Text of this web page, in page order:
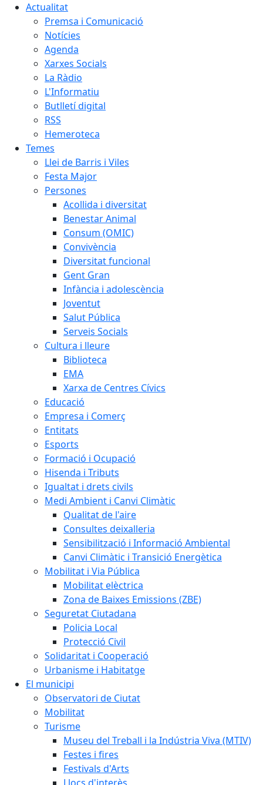
Actualitat
Premsa i Comunicació
Notícies
Agenda
Xarxes Socials
La Ràdio
L'Informatiu
Butlletí digital
RSS
Hemeroteca
Temes
Llei de Barris i Viles
Festa Major
Persones
Acollida i diversitat
Benestar Animal
Consum (OMIC)
Convivència
Diversitat funcional
Gent Gran
Infància i adolescència
Joventut
Salut Pública
Serveis Socials
Cultura i lleure
Biblioteca
EMA
Xarxa de Centres Cívics
Educació
Empresa i Comerç
Entitats
Esports
Formació i Ocupació
Hisenda i Tributs
Igualtat i drets civils
Medi Ambient i Canvi Climàtic
Qualitat de l'aire
Consultes deixalleria
Sensibilització i Informació Ambiental
Canvi Climàtic i Transició Energètica
Mobilitat i Via Pública
Mobilitat elèctrica
Zona de Baixes Emissions (ZBE)
Seguretat Ciutadana
Policia Local
Protecció Civil
Solidaritat i Cooperació
Urbanisme i Habitatge
El municipi
Observatori de Ciutat
Mobilitat
Turisme
Museu del Treball i la Indústria Viva (MTIV)
Festes i fires
Festivals d'Arts